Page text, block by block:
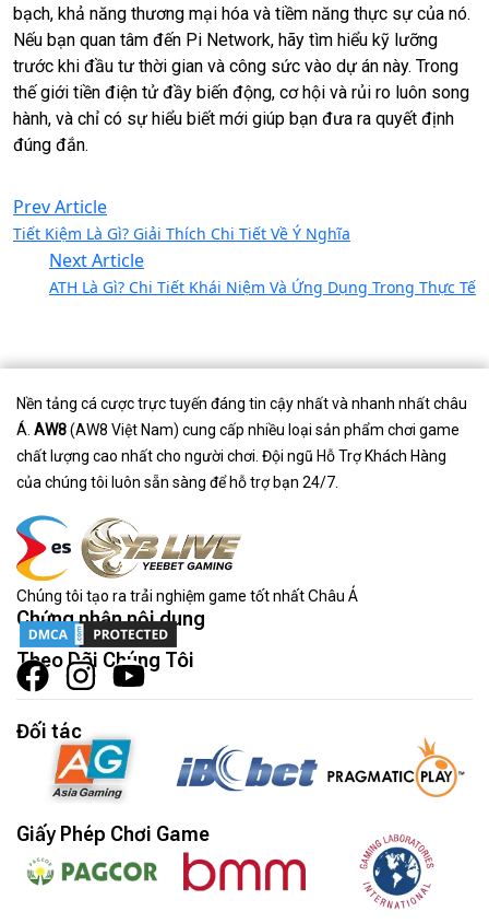
bạch, khả năng thương mại hóa và tiềm năng thực sự của nó.
Nếu bạn quan tâm đến Pi Network, hãy tìm hiểu kỹ lưỡng
trước khi đầu tư thời gian và công sức vào dự án này. Trong
thế giới tiền điện tử đầy biến động, cơ hội và rủi ro luôn song
hành, và chỉ có sự hiểu biết mới giúp bạn đưa ra quyết định
đúng đắn.
Prev Article
Tiết Kiệm Là Gì? Giải Thích Chi Tiết Về Ý Nghĩa
Next Article
ATH Là Gì? Chi Tiết Khái Niệm Và Ứng Dụng Trong Thực Tế
Nền tảng cá cược trực tuyến đáng tin cậy nhất và nhanh nhất châu
Á. AW8(AW8 Việt Nam) cung cấp nhiều loại sản phẩm chơi game
chất lượng cao nhất cho người chơi. Đội ngũ Hỗ Trợ Khách Hàng
của chúng tôi luôn sẵn sàng để hỗ trợ bạn 24/7.
Chúng tôi tạo ra trải nghiệm game tốt nhất Châu Á
Chứng nhận nội dung
Theo Dõi Chúng Tôi
Đối tác
Giấy Phép Chơi Game